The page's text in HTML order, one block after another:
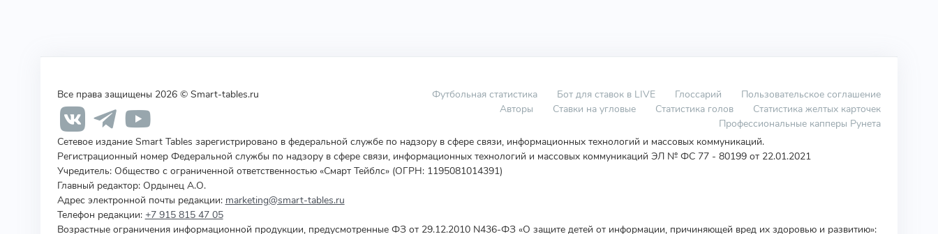
Все права защищены 2026 © Smart-tables.ru Футбольная статистика Бот для ставок в LIVE Глоссарий
Пользовательское соглашение
Авторы
Ставки на угловые Статистика голов
Статистика желтых карточек
Профессиональные капперы Рунета
Сетевое издание Smart Tables зарегистрировано в федеральной службе по надзору в сфере связи, информационных технологий и массовых коммуникаций.
Регистрационный номер Федеральной службы по надзору в сфере связи, информационных технологий и массовых коммуникаций ЭЛ № ФС 77 - 80199 от 22.01.2021
Учредитель: Общество с ограниченной ответственностью «Смарт Тейблс» (ОГРН: 1195081014391)
Главный редактор: Ордынец А.О.
Адрес электронной почты редакции: marketing@smart-tables.ru
Телефон редакции: +7 915 815 47 05
Возрастные ограничения информационной продукции, предусмотренные ФЗ от 29.12.2010 N436-ФЗ «О защите детей от информации, причиняющей вред их здоровью и развитию»: